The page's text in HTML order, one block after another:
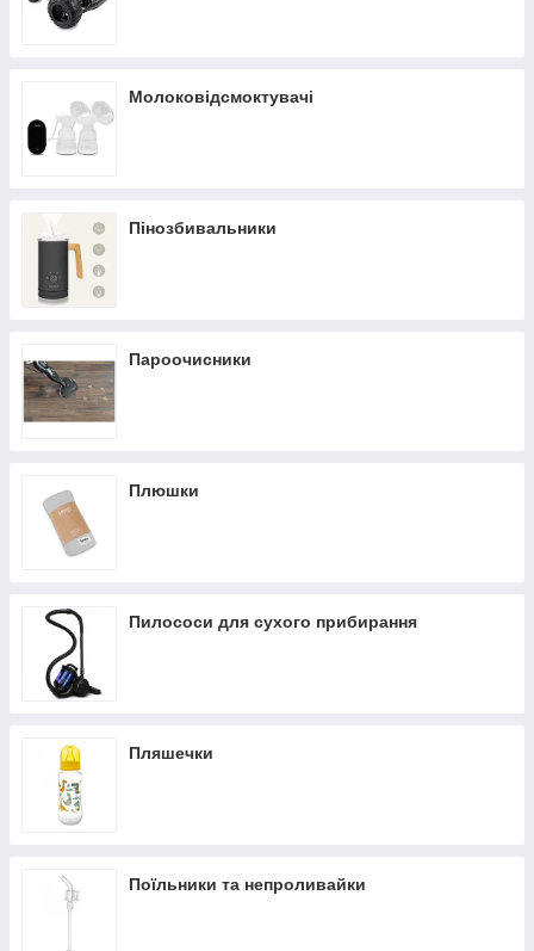
Молоковідсмоктувачі
Пінозбивальники
Пароочисники
Плюшки
Пилососи для сухого прибирання
Пляшечки
Поїльники та непроливайки